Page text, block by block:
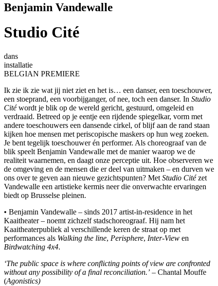
Benjamin Vandewalle
Studio Cité
dans
installatie
BELGIAN PREMIERE
Ik zie ik zie wat jij niet ziet en het is… een danser, een toeschouwer,
een stoeprand, een voorbijganger, of nee, toch een danser. In Studio
Citéwordt je blik op de wereld gericht, gestuurd, omgeleid en
verdraaid. Betreed op je eentje een rijdende spiegelkar, vorm met
andere toeschouwers een dansende cirkel, of blijf aan de rand staan
kijken hoe mensen met periscopische maskers op hun weg zoeken.
Je bent tegelijk toeschouwer én performer. Als choreograaf van de
blik speelt Benjamin Vandewalle met de manier waarop we de
realiteit waarnemen, en daagt onze perceptie uit. Hoe observeren we
de omgeving en de mensen die er deel van uitmaken – en durven we
ons over te geven aan nieuwe gezichtspunten? Met Studio Citézet
Vandewalle een artistieke kermis neer die onverwachte ervaringen
biedt op Brusselse pleinen.
• Benjamin Vandewalle – sinds 2017 artist-in-residence in het
Kaaitheater – noemt zichzelf stadschoreograaf. Hij nam het
Kaaitheaterpubliek al verschillende keren de straat op met
performances als Walking the line, Perisphere, Inter-View en
Birdwatching 4x4.
‘The public space is where conflicting points of view are confronted
without any possibility of a final reconciliation.’ – Chantal Mouffe
(Agonistics)